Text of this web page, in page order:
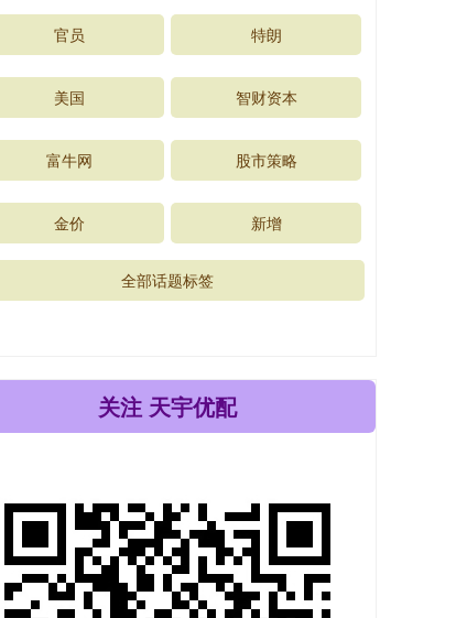
官员 特朗
美国 智财资本
富牛网 股市策略
金价 新增
全部话题标签
关注 天宇优配